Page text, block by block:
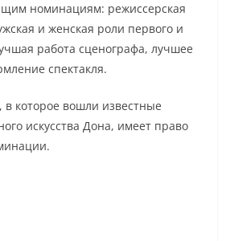
номинациям: режиссерская
и женская роли первого и
работа сценографа, лучшее
спектакля.
которое вошли известные
искусства Дона, имеет право